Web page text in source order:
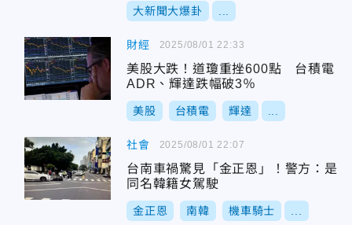
大新聞大爆卦
財經
美股大跌！道瓊重挫600點 台積電
ADR、輝達跌幅破3％
美股 台積電 輝達
2025/08/01 22:33
社會
台南車禍驚見「金正恩」！警方：是
同名韓籍女駕駛
金正恩 南韓 機車騎士
2025/08/01 22:07